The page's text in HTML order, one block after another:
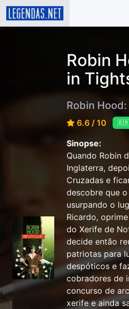
Robin
in
Robin
6.6 / 10 🇧🇷
Sinopse:
Quando Robin
Inglaterra,
Cruzadas e
descobre que
usurpando o
Ricardo,
do Xerife de
decide então
patriotas para
despóticos e
cobradores de
concurso de
xerife e ainda